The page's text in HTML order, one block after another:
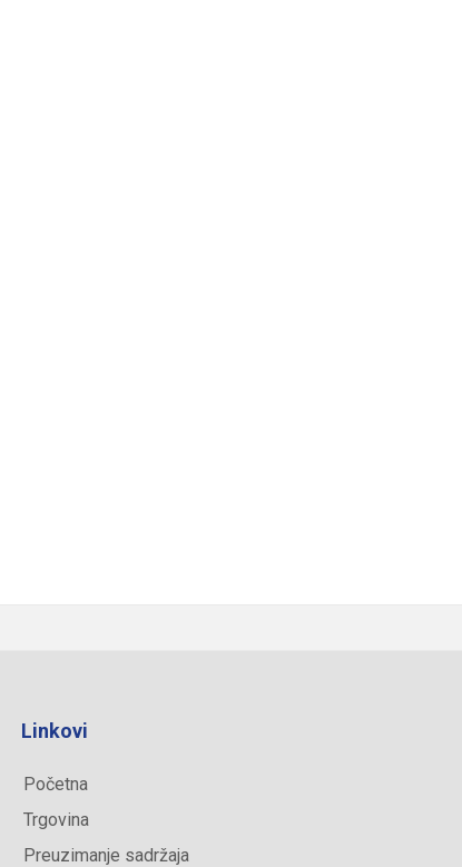
Linkovi
Početna
Trgovina
Preuzimanje sadržaja